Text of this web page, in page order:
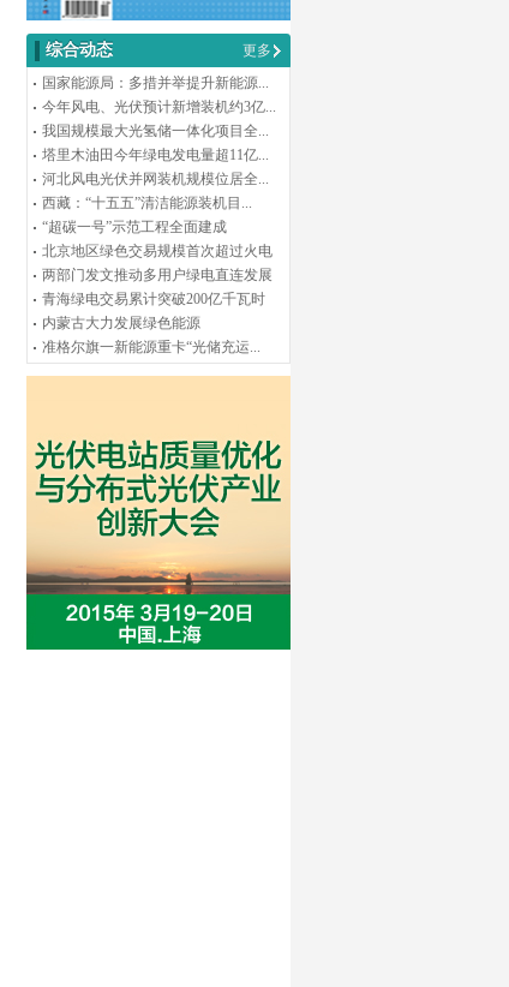
综合动态
更多
国家能源局：多措并举提升新能源...
今年风电、光伏预计新增装机约3亿...
我国规模最大光氢储一体化项目全...
塔里木油田今年绿电发电量超11亿...
河北风电光伏并网装机规模位居全...
西藏：“十五五”清洁能源装机目...
“超碳一号”示范工程全面建成
北京地区绿色交易规模首次超过火电
两部门发文推动多用户绿电直连发展
青海绿电交易累计突破200亿千瓦时
内蒙古大力发展绿色能源
准格尔旗一新能源重卡“光储充运...